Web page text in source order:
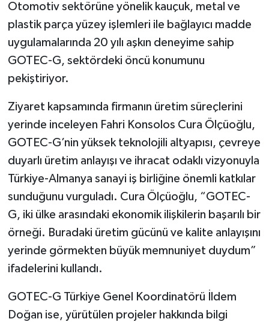
Otomotiv sektörüne yönelik kauçuk, metal ve
plastik parça yüzey işlemleri ile bağlayıcı madde
uygulamalarında 20 yılı aşkın deneyime sahip
GOTEC-G, sektördeki öncü konumunu
pekiştiriyor.
Ziyaret kapsamında firmanın üretim süreçlerini
yerinde inceleyen Fahri Konsolos Cura Ölçüoğlu,
GOTEC-G’nin yüksek teknolojili altyapısı, çevreye
duyarlı üretim anlayışı ve ihracat odaklı vizyonuyla
Türkiye-Almanya sanayi iş birliğine önemli katkılar
sunduğunu vurguladı. Cura Ölçüoğlu, “GOTEC-
G, iki ülke arasındaki ekonomik ilişkilerin başarılı bir
örneği. Buradaki üretim gücünü ve kalite anlayışını
yerinde görmekten büyük memnuniyet duydum”
ifadelerini kullandı.
GOTEC-G Türkiye Genel Koordinatörü İldem
Doğan ise, yürütülen projeler hakkında bilgi